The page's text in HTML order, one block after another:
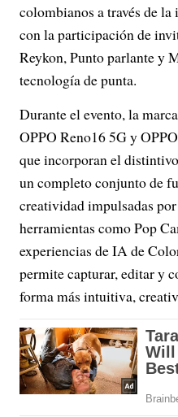
colombianos a través de
con la participación de
Reykon, Punto parlante y
tecnología de punta.
Durante el evento, la
OPPO Reno16 5G y
que incorporan el
un completo conjunto de
creatividad impulsadas
herramientas como Pop
experiencias de IA de
permite capturar, editar y
forma más intuitiva,